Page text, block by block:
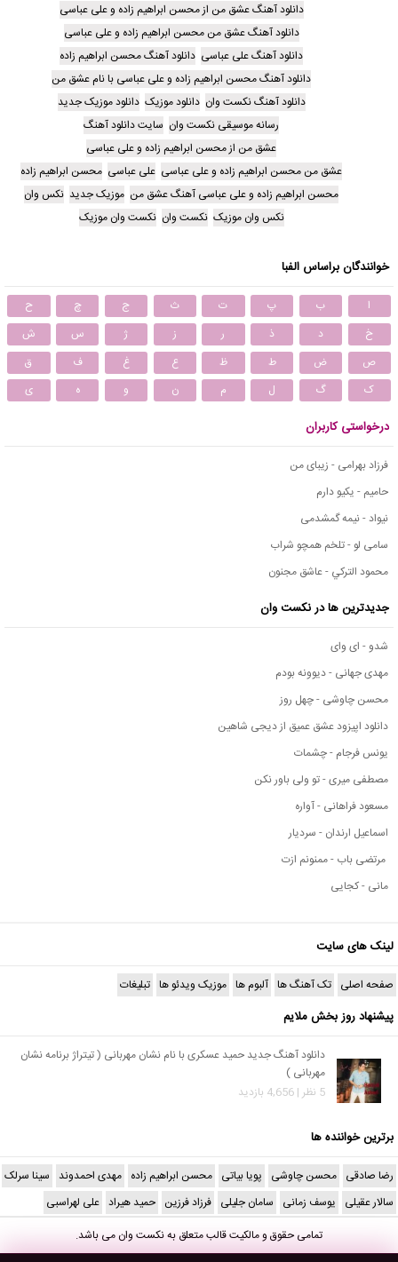
دانلود آهنگ عشق من از محسن ابراهیم زاده و علی عباسی
دانلود آهنگ عشق من محسن ابراهیم زاده و علی عباسی
دانلود آهنگ علی عباسی دانلود آهنگ محسن ابراهیم زاده
دانلود آهنگ محسن ابراهیم زاده و علی عباسی با نام عشق من
دانلود آهنگ نکست وان دانلود موزیک دانلود موزیک جدید
رسانه موسیقی نکست وان سایت دانلود آهنگ
عشق من از محسن ابراهیم زاده و علی عباسی
عشق من محسن ابراهیم زاده و علی عباسی علی عباسی محسن ابراهیم زاده
محسن ابراهیم زاده و علی عباسی آهنگ عشق من موزیک جدید نکس وان
نکس وان موزیک نکست وان نکست وان موزیک
خوانندگان براساس الفبا
ا ب پ ت ث ج چ
ح
خ
د ذ ر ز ژ س
ش
ص
ض ط ظ ع غ ف
ق
ک
گ ل م ن و ه ی
درخواستی کاربران
فرزاد بهرامی - زیبای من
حامیم - یکیو دارم
نیواد - نیمه گمشدمی
سامی لو - تلخم همچو شراب
محمود التركي - عاشق مجنون
جدیدترین ها در نکست وان
شدو - ای وای
مهدی جهانی - دیوونه بودم
محسن چاوشی - چهل روز
دانلود اپیزود عشق عمیق از دیجی شاهین
یونس فرجام - چشمات
مصطفی میری - تو ولی باور نکن
مسعود فراهانی - آواره
اسماعیل ارندان - سردیار
مرتضی باب - ممنونم ازت
مانی - کجایی
لینک های سایت
صفحه اصلی تک آهنگ ها آلبوم ها موزیک ویدئو ها تبلیغات
پیشنهاد روز بخش ملایم
دانلود آهنگ جدید حمید عسکری با نام نشان مهربانی ( تیتراژ برنامه نشان
مهربانی )
5 نظر | 4,656 بازدید
برترین خواننده ها
رضا صادقی محسن چاوشی پویا بیاتی محسن ابراهیم زاده مهدی احمدوند سینا سرلک
سالار عقیلی یوسف زمانی سامان جلیلی فرزاد فرزین حمید هیراد علی لهراسبی
تمامی حقوق و مالکیت قالب متعلق بهنکست وانمی باشد.